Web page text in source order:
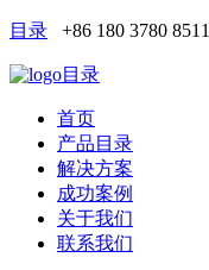
目录 +86 180 3780 8511
目录
首页
产品目录
解决方案
成功案例
关于我们
联系我们